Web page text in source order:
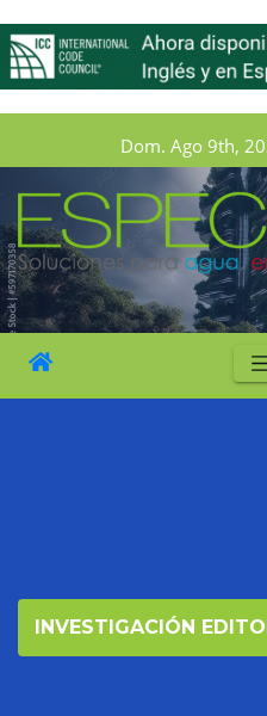
Dom. Ago 9th,
INVESTIGACIÓN